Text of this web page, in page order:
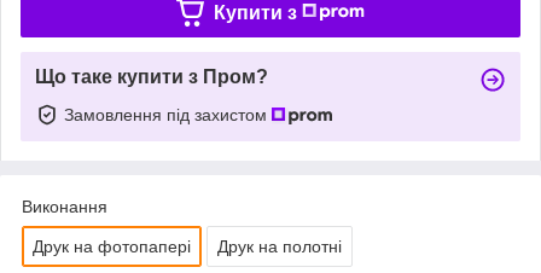
Купити з
Що таке купити з Пром?
Замовлення під захистом
Виконання
Друк на фотопапері Друк на полотні